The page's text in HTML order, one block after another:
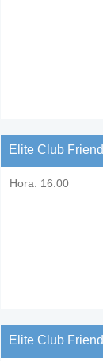
Elite Club
Hora: 16:00
Elite Club